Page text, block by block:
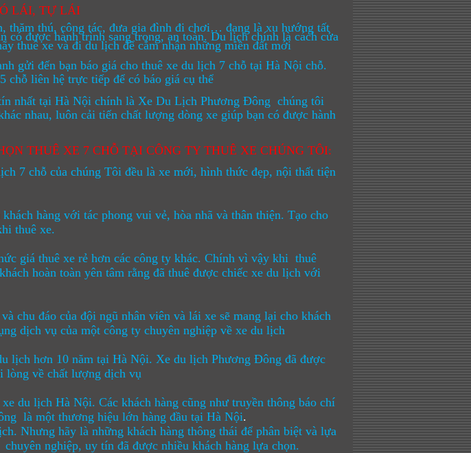
LÁI, TỰ LÁI
thăm thú, công tác, đưa gia đình đi chơi… đang là xu hướng tất
có được hành trình sang trọng, an toàn. Du lịch chính là cách cửa
thuê xe và đi du lịch để cảm nhận những miền đất mới
gửi đến bạn báo giá cho thuê xe du lịch 7 chỗ tại Hà Nội chỗ.
chỗ liên hệ trực tiếp để có báo giá cụ thể
nhất tại Hà Nội chính là Xe Du Lịch Phương Đông chúng tôi
nhau, luôn cải tiến chất lượng dòng xe giúp bạn có được hành
THUÊ XE 7 CHỖ TẠI CÔNG TY THUÊ XE CHÚNG TÔI:
7 chỗ của chúng Tôi đều là xe mới, hình thức đẹp, nội thất tiện
hàng với tác phong vui vẻ, hòa nhã và thân thiện. Tạo cho
thuê xe.
giá thuê xe rẻ hơn các công ty khác. Chính vì vậy khi thuê
hoàn toàn yên tâm rằng đã thuê được chiếc xe du lịch với
chu đáo của đội ngũ nhân viên và lái xe sẽ mang lại cho khách
dịch vụ của một công ty chuyên nghiệp về xe du lịch
lịch hơn 10 năm tại Hà Nội. Xe du lịch Phương Đông đã được
lòng về chất lượng dịch vụ
xe du lịch Hà Nội. Các khách hàng cũng như truyền thông báo chí
là một thương hiệu lớn hàng đầu tại Hà Nội.
Nhưng hãy là những khách hàng thông thái để phân biệt và lựa
nghiệp, uy tín đã được nhiều khách hàng lựa chọn.